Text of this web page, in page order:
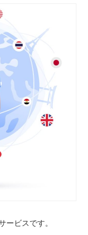
ービスです。